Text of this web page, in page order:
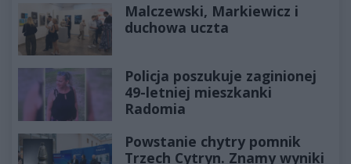
Malczewski, Markiewicz i
duchowa uczta
Policja poszukuje zaginionej
49-letniej mieszkanki
Radomia
Powstanie chytry pomnik
Trzech Cytryn. Znamy wyniki